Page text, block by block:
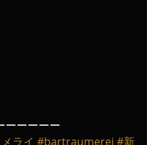
ーーーーー
ライ #bartraumerei #新